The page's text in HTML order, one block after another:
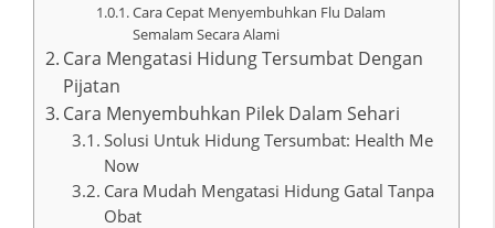
Cara Cepat Menyembuhkan Flu Dalam
Semalam Secara Alami
Cara Mengatasi Hidung Tersumbat Dengan
Pijatan
Cara Menyembuhkan Pilek Dalam Sehari
Solusi Untuk Hidung Tersumbat: Health Me
Now
Cara Mudah Mengatasi Hidung Gatal Tanpa
Obat